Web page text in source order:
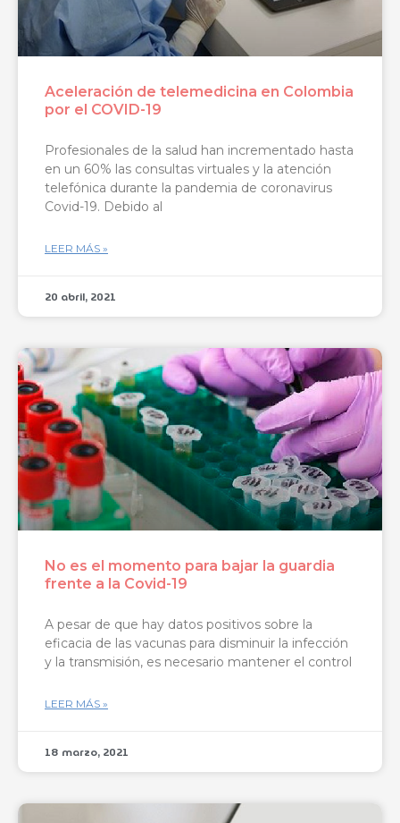
Aceleración de telemedicina en Colombia
por el COVID-19
Profesionales de la salud han incrementado hasta
en un 60% las consultas virtuales y la atención
telefónica durante la pandemia de coronavirus
Covid-19. Debido al
LEER MÁS »
20 abril, 2021
No es el momento para bajar la guardia
frente a la Covid-19
A pesar de que hay datos positivos sobre la
eficacia de las vacunas para disminuir la infección
y la transmisión, es necesario mantener el control
LEER MÁS »
18 marzo, 2021